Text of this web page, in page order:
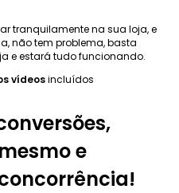
tranquilamente na sua loja, e
não tem problema, basta
e estará tudo funcionando.
vídeosincluídos
e